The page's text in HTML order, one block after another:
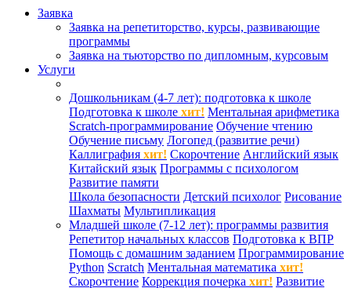
Заявка
Заявка на репетиторство, курсы, развивающие
программы
Заявка на тьюторство по дипломным, курсовым
Услуги
Дошкольникам (4-7 лет): подготовка к школе
Подготовка к школе хит! Ментальная арифметика
Scratch-программирование Обучение чтению
Обучение письму Логопед (развитие речи)
Каллиграфия хит! Скорочтение Английский язык
Китайский язык Программы с психологом
Развитие памяти
Школа безопасности Детский психолог Рисование
Шахматы Мультипликация
Младшей школе (7-12 лет): программы развития
Репетитор начальных классов Подготовка к ВПР
Помощь с домашним заданием Программирование
Python Scratch Ментальная математика хит!
Скорочтение Коррекция почерка хит! Развитие